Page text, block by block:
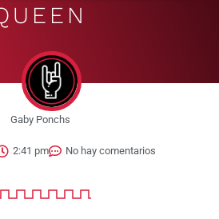
Gaby Ponchs
2:41 pm No hay comentarios